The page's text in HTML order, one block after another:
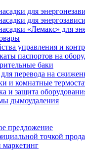
для
для
«Лемакс» для
управления и
паспортов на
баки
перевода на
и комнатные
и защита
дымоудаления
предложение
точкой